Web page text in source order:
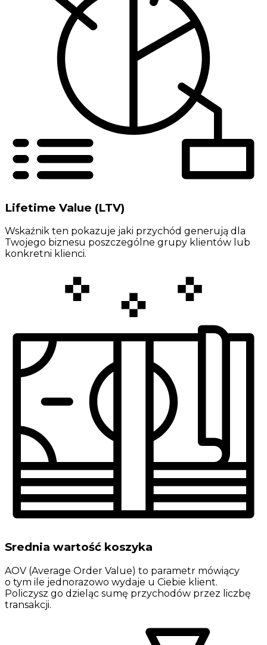
Lifetime Value (LTV)
Wskaźnik ten pokazuje jaki przychód generują dla
Twojego biznesu poszczególne grupy klientów lub
konkretni klienci.
Srednia wartość koszyka
AOV (Average Order Value) to parametr mówiący
o tym ile jednorazowo wydaje u Ciebie klient.
Policzysz go dzieląc sumę przychodów przez liczbę
transakcji.